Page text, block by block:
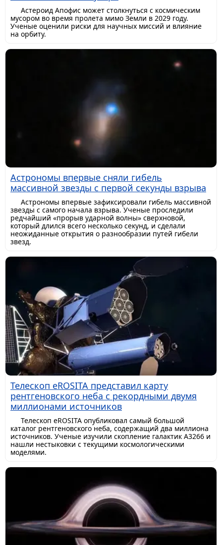
Астероид Апофис может столкнуться с космическим
мусором во время пролета мимо Земли в 2029 году.
Ученые оценили риски для научных миссий и влияние
на орбиту.
Астрономы впервые сняли гибель
массивной звезды с первой секунды взрыва
Астрономы впервые зафиксировали гибель массивной
звезды с самого начала взрыва. Ученые проследили
редчайший «прорыв ударной волны» сверхновой,
который длился всего несколько секунд, и сделали
неожиданные открытия о разнообразии путей гибели
звезд.
Телескоп eROSITA представил карту
рентгеновского неба с рекордными двумя
миллионами источников
Телескоп eROSITA опубликовал самый большой
каталог рентгеновского неба, содержащий два миллиона
источников. Ученые изучили скопление галактик A3266 и
нашли нестыковки с текущими космологическими
моделями.